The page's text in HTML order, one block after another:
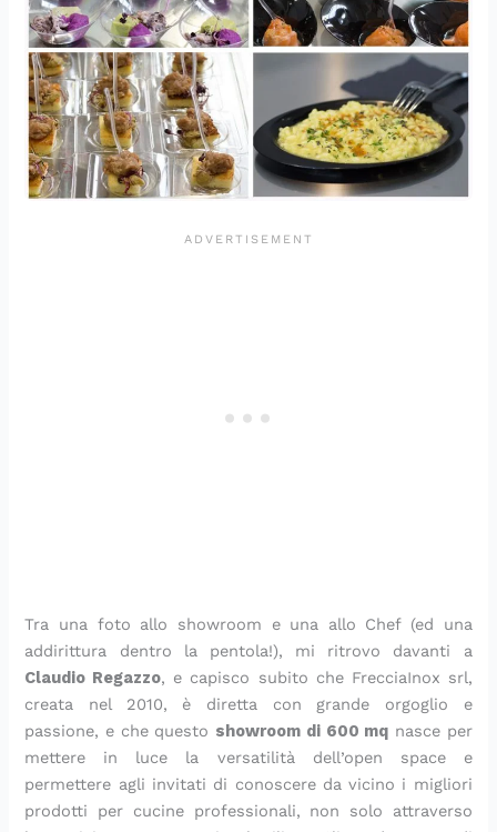
Tra una foto allo showroom e una allo Chef (ed una
addirittura dentro la pentola!), mi ritrovo davanti a
Claudio Regazzo, e capisco subito che FrecciaInox srl,
creata nel 2010, è diretta con grande orgoglio e
passione, e che questo showroom di 600 mq nasce per
mettere in luce la versatilità dell’open space e
permettere agli invitati di conoscere da vicino i migliori
prodotti per cucine professionali, non solo attraverso